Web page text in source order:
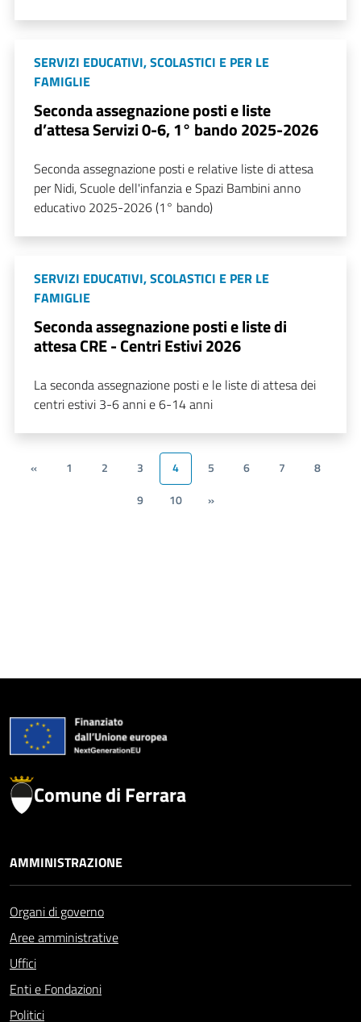
SERVIZI EDUCATIVI, SCOLASTICI E PER LE
FAMIGLIE
Seconda assegnazione posti e liste
d’attesa Servizi 0-6, 1° bando 2025-2026
Seconda assegnazione posti e relative liste di attesa
per Nidi, Scuole dell'infanzia e Spazi Bambini anno
educativo 2025-2026 (1° bando)
SERVIZI EDUCATIVI, SCOLASTICI E PER LE
FAMIGLIE
Seconda assegnazione posti e liste di
attesa CRE - Centri Estivi 2026
La seconda assegnazione posti e le liste di attesa dei
centri estivi 3-6 anni e 6-14 anni
« 1 2 3 4 5 6 7
8
9
10 »
Comune di Ferrara
AMMINISTRAZIONE
Organi di governo
Aree amministrative
Uffici
Enti e Fondazioni
Politici